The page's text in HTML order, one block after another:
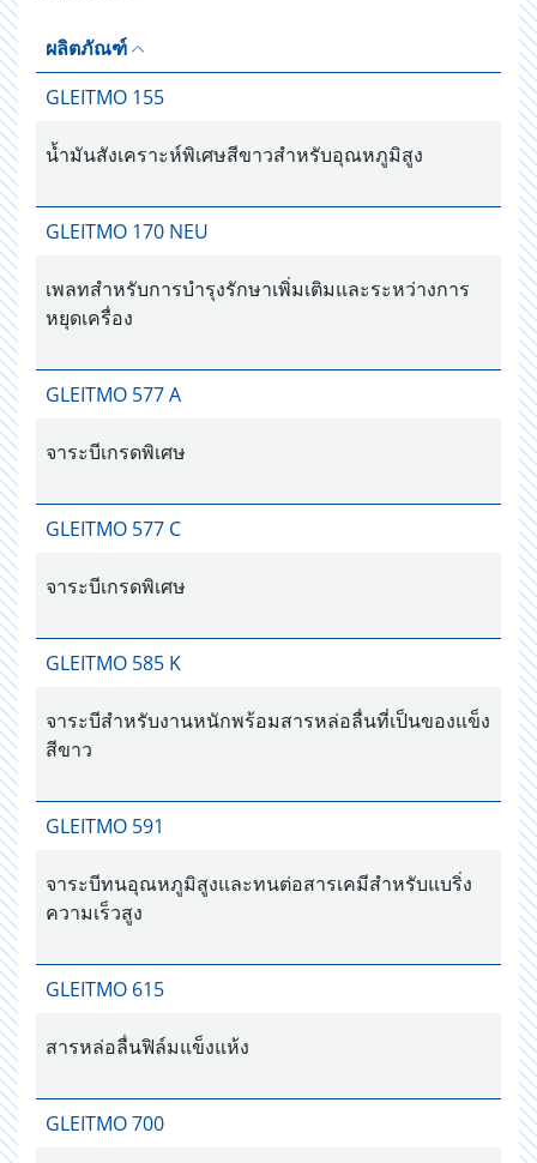
ผลิตภัณฑ์
GLEITMO 155
น้ำมันสังเคราะห์พิเศษสีขาวสำหรับอุณหภูมิสูง
GLEITMO 170 NEU
เพลทสำหรับการบำรุงรักษาเพิ่มเติมและระหว่างการ
หยุดเครื่อง
GLEITMO 577 A
จาระบีเกรดพิเศษ
GLEITMO 577 C
จาระบีเกรดพิเศษ
GLEITMO 585 K
จาระบีสำหรับงานหนักพร้อมสารหล่อลื่นที่เป็นของแข็ง
สีขาว
GLEITMO 591
จาระบีทนอุณหภูมิสูงและทนต่อสารเคมีสำหรับแบริ่ง
ความเร็วสูง
GLEITMO 615
สารหล่อลื่นฟิล์มแข็งแห้ง
GLEITMO 700